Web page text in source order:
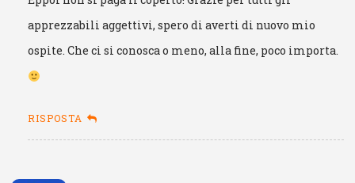
apprezzabili aggettivi, spero di averti di nuovo mio
ospite. Che ci si conosca o meno, alla fine, poco importa.
RISPOSTA